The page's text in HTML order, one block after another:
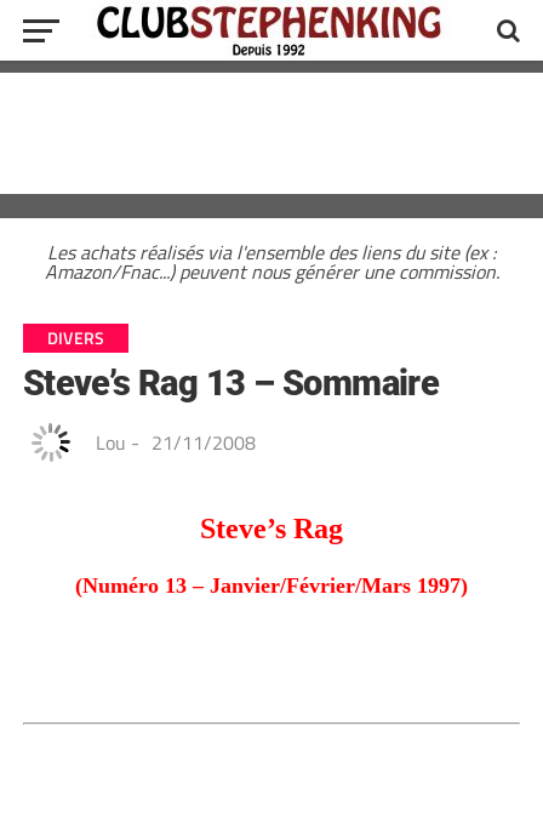
Les achats réalisés via l'ensemble des liens du site (ex :
Amazon/Fnac...) peuvent nous générer une commission.
DIVERS
Steve’s Rag 13 – Sommaire
Lou - 21/11/2008
Steve’s Rag
(Numéro 13 – Janvier/Février/Mars 1997)